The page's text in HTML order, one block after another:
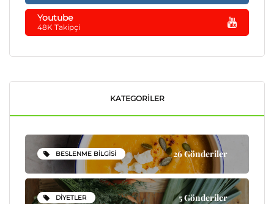
Youtube
48K Takipçi
KATEGORILER
BESLENME BILGISI 26 Gönderiler
DIYETLER 5 Gönderiler